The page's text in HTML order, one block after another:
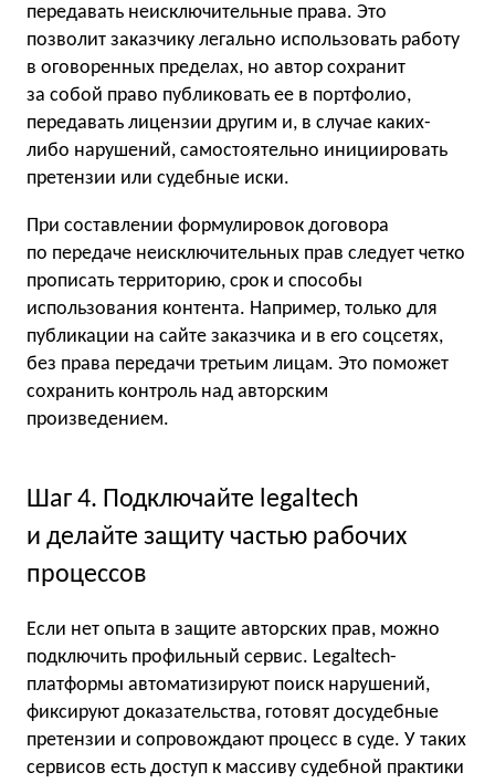
передавать неисключительные права. Это
позволит заказчику легально использовать работу
в оговоренных пределах, но автор сохранит
за собой право публиковать ее в портфолио,
передавать лицензии другим и, в случае каких-
либо нарушений, самостоятельно инициировать
претензии или судебные иски.
При составлении формулировок договора
по передаче неисключительных прав следует четко
прописать территорию, срок и способы
использования контента. Например, только для
публикации на сайте заказчика и в его соцсетях,
без права передачи третьим лицам. Это поможет
сохранить контроль над авторским
произведением.
Шаг 4. Подключайте legaltech
и делайте защиту частью рабочих
процессов
Если нет опыта в защите авторских прав, можно
подключить профильный сервис. Legaltech-
платформы автоматизируют поиск нарушений,
фиксируют доказательства, готовят досудебные
претензии и сопровождают процесс в суде. У таких
сервисов есть доступ к массиву судебной практики